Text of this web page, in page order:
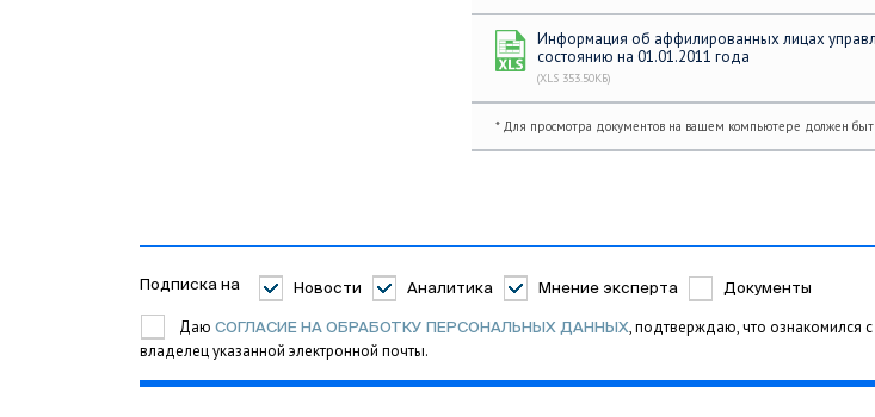
Информация об аффилированных лицах
состоянию на 01.01.2011 года
(XLS 353.50КБ)
* Для просмотра документов на вашем компьютере должен
Подписка на Новости Аналитика Мнение эксперта Документы
Даю СОГЛАСИЕ НА ОБРАБОТКУ ПЕРСОНАЛЬНЫХ ДАННЫХ, подтверждаю, что ознакомился с
владелец указанной электронной почты.